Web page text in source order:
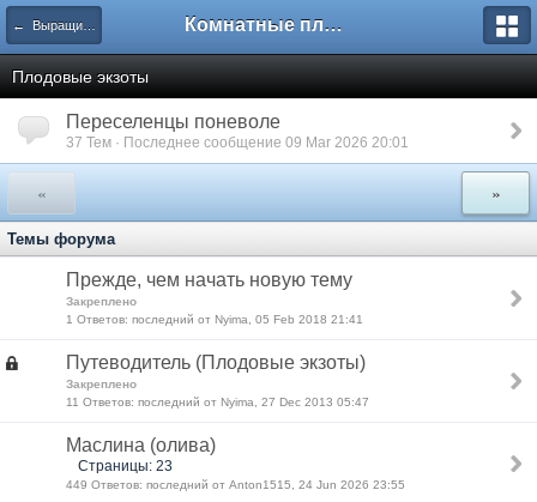
← Выращивание экзотических плодовых растений Комнатные плодовые экзоты
Плодовые экзоты
Переселенцы поневоле
37 Тем · Последнее сообщение 09 Mar 2026 20:01
« »
Темы форума
Прежде, чем начать новую тему
Закреплено
1 Ответов: последний от Nyima, 05 Feb 2018 21:41
Путеводитель (Плодовые экзоты)
Закреплено
11 Ответов: последний от Nyima, 27 Dec 2013 05:47
Маслина (олива)
Страницы: 23
449 Ответов: последний от Anton1515, 24 Jun 2026 23:55